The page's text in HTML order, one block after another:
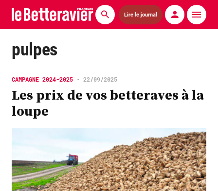
Lire le journal
Actualités
Agronomie
Matériels
La technique ITB
Pommes de terre
Guides pratiques
pulpes
CAMPAGNE 2024-2025 • 22/09/2025
Les prix de vos betteraves à la
loupe